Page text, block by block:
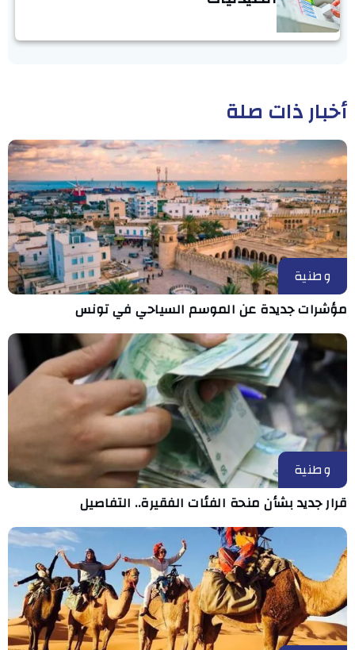
أخبار ذات صلة
وطنية
مؤشرات جديدة عن الموسم السياحي في تونس
وطنية
قرار جديد بشأن منحة الفئات الفقيرة.. التفاصيل